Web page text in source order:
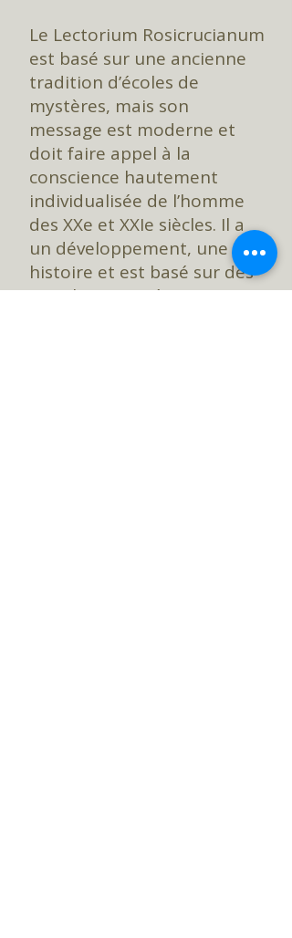
Le Lectorium Rosicrucianum
est basé sur une ancienne
tradition d’écoles de
mystères, mais son
message est moderne et
doit faire appel à la
conscience hautement
individualisée de l’homme
des XXe et XXIe siècles. Il a
un développement, une
histoire et est basé sur des
impulsions antérieures